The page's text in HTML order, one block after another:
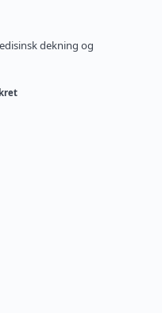
dekning og